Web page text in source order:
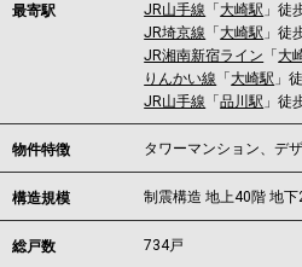
最寄駅 JR山手線 「 大崎駅 」徒
JR埼京線 「 大崎駅 」徒
JR湘南新宿ライン 「 大
りんかい線 「 大崎駅 」
JR山手線 「品川駅 」徒
物件特徴 タワーマンション、デ
構造規模 制震構造 地上40階 地下
総戸数 734戸